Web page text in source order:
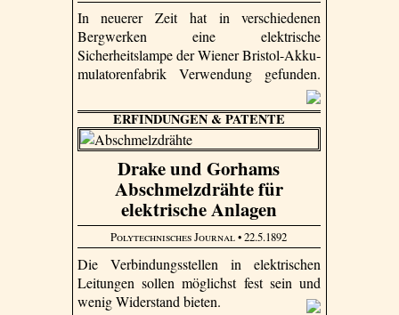
In neuerer Zeit hat in verschiedenen
Bergwerken eine elektrische
Sicherheitslampe der Wiener Bristol-Akku­
mulatoren­fabrik Verwendung gefunden.
ERFINDUNGEN & PATENTE
Drake und Gorhams
Abschmelzdrähte für
elektrische Anlagen
Polytechnisches Journal• 22.5.1892
Die Verbindungsstellen in elektrischen
Leitungen sollen möglichst fest sein und
wenig Widerstand bieten.